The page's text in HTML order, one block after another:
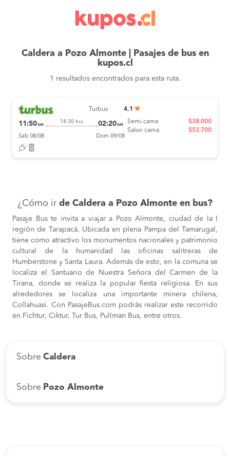
Caldera a Pozo Almonte | Pasajes de bus en
kupos.cl
1 resultados encontrados para esta ruta.
Turbus 4.1
11:50AM
14:30 hrs 02:20AM
Sab 08/08 Dom 09/08
Semi cama
Salon cama
$38.000
$53.700
¿Cómo ir de Caldera a Pozo Almonte en bus?
Pasaje Bus te invita a viajar a Pozo Almonte, ciudad de la I
región de Tarapacá. Ubicada en plena Pampa del Tamarugal,
tiene como atractivo los monumentos nacionales y patrimonio
cultural de la humanidad las oficinas salitreras de
Humberstone y Santa Laura. Además de esto, en la comuna se
localiza el Santuario de Nuestra Señora del Carmen de la
Tirana, donde se realiza la popular fiesta religiosa. En sus
alrededores se localiza una importante minera chilena,
Collahuasi. Con PasajeBus.com podrás realizar este recorrido
en Fichtur, Ciktur, Tur Bus, Pullman Bus, entre otros.
Sobre Caldera
Sobre Pozo Almonte